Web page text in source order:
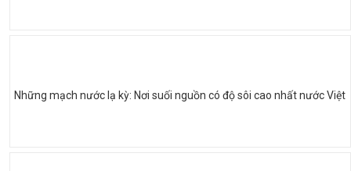
Những mạch nước lạ kỳ: Nơi suối nguồn có độ sôi cao nhất nước Việt